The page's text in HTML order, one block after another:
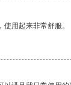
用起来非常舒服。